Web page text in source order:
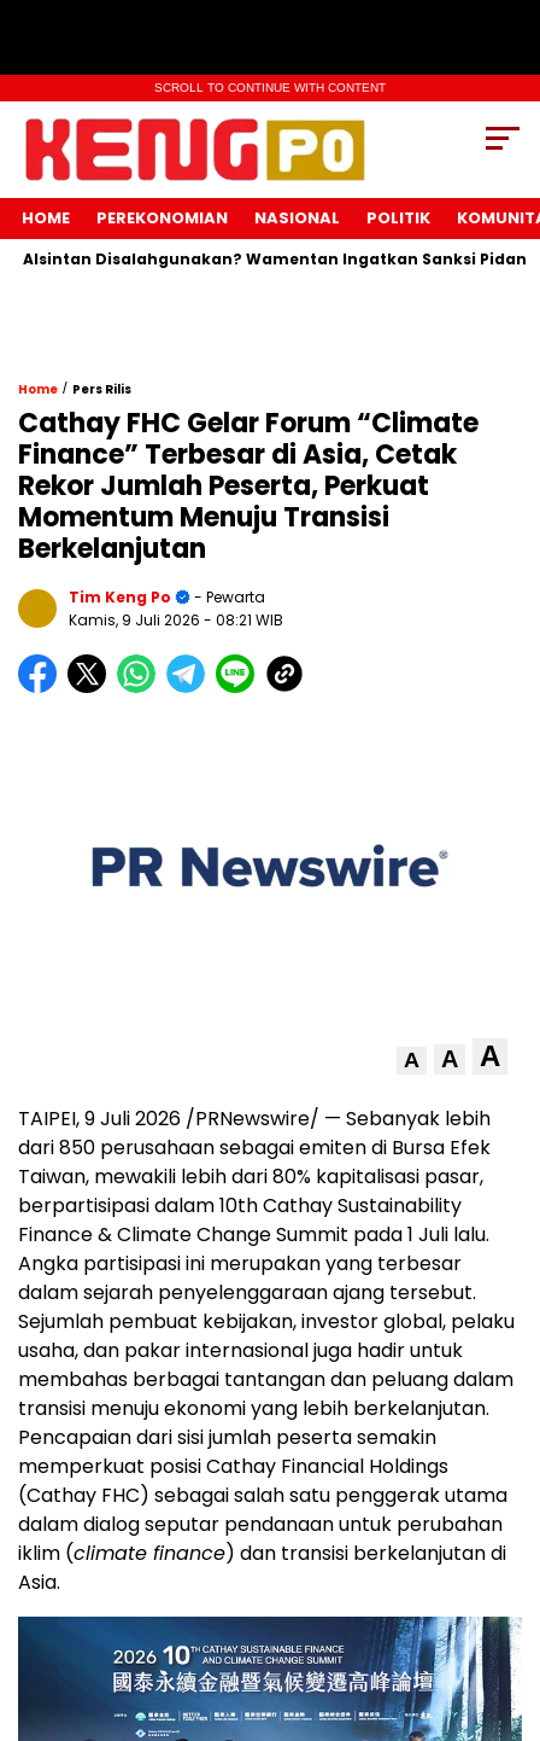
SCROLL TO CONTINUE WITH CONTENT
HOME PEREKONOMIAN NASIONAL POLITIK
Disalahgunakan? Wamentan Ingatkan Sanksi Pidana
Home / Pers Rilis
Cathay FHC Gelar Forum “Climate
Finance” Terbesar di Asia, Cetak
Rekor Jumlah Peserta, Perkuat
Momentum Menuju Transisi
Berkelanjutan
Tim Keng Po
- Pewarta
Kamis, 9 Juli 2026 - 08:21 WIB
A A A
TAIPEI, 9 Juli 2026 /PRNewswire/ — Sebanyak lebih
dari 850 perusahaan sebagai emiten di Bursa Efek
Taiwan, mewakili lebih dari 80% kapitalisasi pasar,
berpartisipasi dalam 10th Cathay Sustainability
Finance & Climate Change Summit pada 1 Juli lalu.
Angka partisipasi ini merupakan yang terbesar
dalam sejarah penyelenggaraan ajang tersebut.
Sejumlah pembuat kebijakan, investor global, pelaku
usaha, dan pakar internasional juga hadir untuk
membahas berbagai tantangan dan peluang dalam
transisi menuju ekonomi yang lebih berkelanjutan.
Pencapaian dari sisi jumlah peserta semakin
memperkuat posisi Cathay Financial Holdings
(Cathay FHC) sebagai salah satu penggerak utama
dalam dialog seputar pendanaan untuk perubahan
iklim (climate finance) dan transisi berkelanjutan di
Asia.